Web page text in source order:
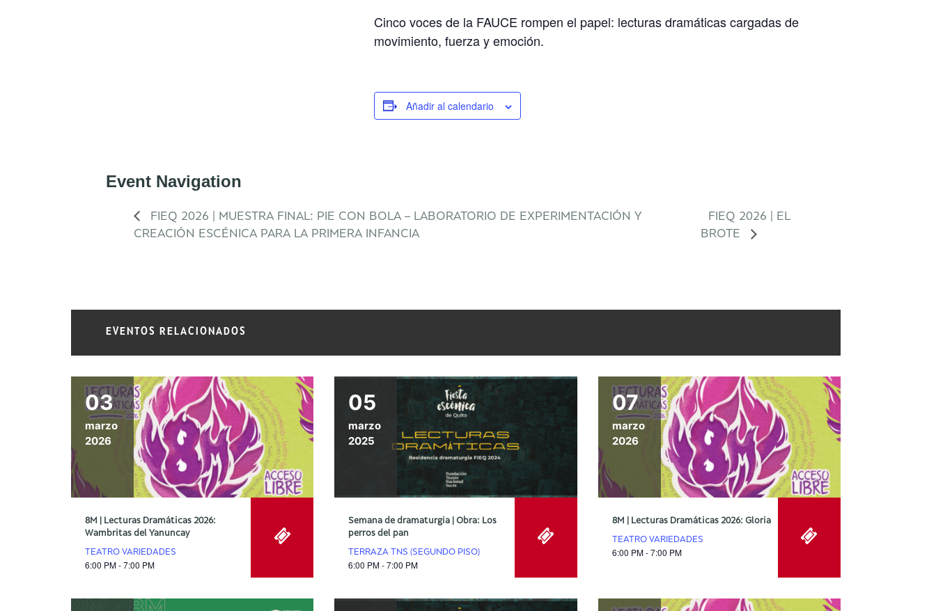
Cinco voces de la FAUCE rompen el papel: lecturas dramáticas cargadas de
movimiento, fuerza y emoción.
Añadir al calendario
Event Navigation
FIEQ 2026 | MUESTRA FINAL: PIE CON BOLA – LABORATORIO DE EXPERIMENTACIÓN Y
CREACIÓN ESCÉNICA PARA LA PRIMERA INFANCIA
FIEQ 2026 | EL
BROTE
EVENTOS RELACIONADOS
03
marzo
2026
8M | Lecturas Dramáticas 2026:
Wambritas del Yanuncay
TEATRO VARIEDADES
6:00 PM - 7:00 PM
05
marzo
2025
Semana de dramaturgia | Obra: Los
perros del pan
TERRAZA TNS (SEGUNDO PISO)
6:00 PM - 7:00 PM
07
marzo
2026
8M | Lecturas Dramáticas 2026: Gloria
TEATRO VARIEDADES
6:00 PM - 7:00 PM